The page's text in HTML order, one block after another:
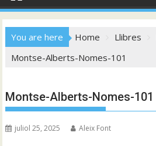
You are here Home Llibres
Montse-Alberts-Nomes-101
Montse-Alberts-Nomes-101
juliol 25, 2025 Aleix Font